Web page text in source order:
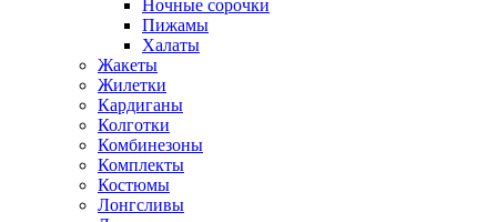
Ночные сорочки
Пижамы
Халаты
Жакеты
Жилетки
Кардиганы
Колготки
Комбинезоны
Комплекты
Костюмы
Лонгсливы